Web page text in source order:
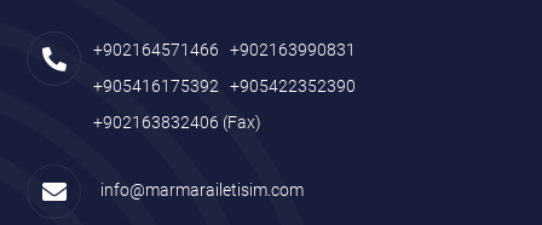
+902164571466
+902163990831
+905416175392
+905422352390
+902163832406 (Fax)
info@marmarailetisim.com